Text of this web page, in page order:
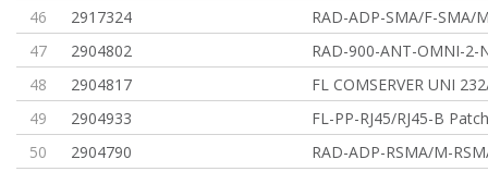
46
2917324
RAD-ADP-SMA/F-SMA/
47
2904802
RAD-900-ANT-OMNI-2-
48
2904817
FL COMSERVER UNI
49
2904933
FL-PP-RJ45/RJ45-B
50
2904790 RAD-ADP-RSMA/M-